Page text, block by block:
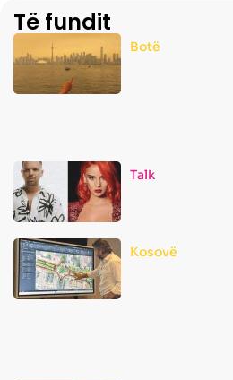
Të fundit
Botë
Talk
Kosovë